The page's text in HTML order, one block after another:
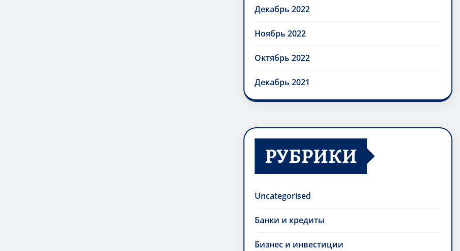
Декабрь 2022
Ноябрь 2022
Октябрь 2022
Декабрь 2021
РУБРИКИ
Uncategorised
Банки и кредиты
Бизнес и инвестиции